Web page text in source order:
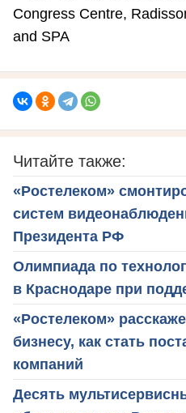
Congress Centre,
and SPA
Читайте также:
«Ростелеком»
систем
Президента РФ
Олимпиада по
в Краснодаре при
«Ростелеком»
бизнесу, как стать
компаний
Десять